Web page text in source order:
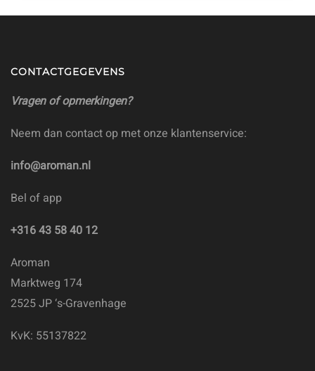
CONTACTGEGEVENS
Vragen of opmerkingen?
Neem dan contact op met onze klantenservice:
info@aroman.nl
Bel of app
+316 43 58 40 12
Aroman
Marktweg 174
2525 JP ‘s-Gravenhage
KvK: 55137822